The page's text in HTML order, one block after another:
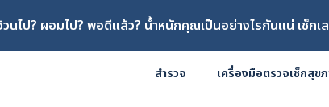
นไป? ผอมไป? พอดีแล้ว? น้ำหนักคุณเป็นอย่างไรกันแน่ เช็กเ
สำรวจ เครื่องมือตรวจเช็กสุข